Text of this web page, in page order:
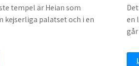
tempel är Heian som
kejserliga palatset och i en
en